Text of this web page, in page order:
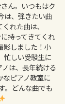
ん。いつもはク
は、弾きたい曲
れた曲は、
持ってきてくれ
影しました！小
忙しい受験生に
は、長年続ける
なピアノ教室に
。どんな曲でも